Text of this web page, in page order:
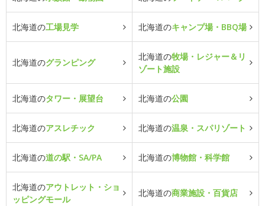
北海道の工場見学 北海道のキャンプ場・BBQ場
北海道のグランピング
北海道の牧場・レジャー＆リ
ゾート施設
北海道のタワー・展望台 北海道の公園
北海道のアスレチック 北海道の温泉・スパリゾート
北海道の道の駅・SA/PA 北海道の博物館・科学館
北海道のアウトレット・ショ
ッピングモール
北海道の商業施設・百貨店